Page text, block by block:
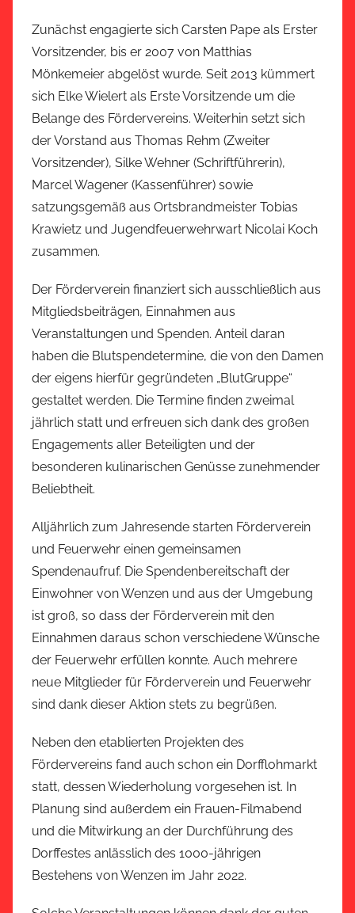
Zunächst engagierte sich Carsten Pape als Erster
Vorsitzender, bis er 2007 von Matthias
Mönkemeier abgelöst wurde. Seit 2013 kümmert
sich Elke Wielert als Erste Vorsitzende um die
Belange des Fördervereins. Weiterhin setzt sich
der Vorstand aus Thomas Rehm (Zweiter
Vorsitzender), Silke Wehner (Schriftführerin),
Marcel Wagener (Kassenführer) sowie
satzungsgemäß aus Ortsbrandmeister Tobias
Krawietz und Jugendfeuerwehrwart Nicolai Koch
zusammen.
Der Förderverein finanziert sich ausschließlich aus
Mitgliedsbeiträgen, Einnahmen aus
Veranstaltungen und Spenden. Anteil daran
haben die Blutspendetermine, die von den Damen
der eigens hierfür gegründeten „BlutGruppe“
gestaltet werden. Die Termine finden zweimal
jährlich statt und erfreuen sich dank des großen
Engagements aller Beteiligten und der
besonderen kulinarischen Genüsse zunehmender
Beliebtheit.
Alljährlich zum Jahresende starten Förderverein
und Feuerwehr einen gemeinsamen
Spendenaufruf. Die Spendenbereitschaft der
Einwohner von Wenzen und aus der Umgebung
ist groß, so dass der Förderverein mit den
Einnahmen daraus schon verschiedene Wünsche
der Feuerwehr erfüllen konnte. Auch mehrere
neue Mitglieder für Förderverein und Feuerwehr
sind dank dieser Aktion stets zu begrüßen.
Neben den etablierten Projekten des
Fördervereins fand auch schon ein Dorfflohmarkt
statt, dessen Wiederholung vorgesehen ist. In
Planung sind außerdem ein Frauen-Filmabend
und die Mitwirkung an der Durchführung des
Dorffestes anlässlich des 1000-jährigen
Bestehens von Wenzen im Jahr 2022.